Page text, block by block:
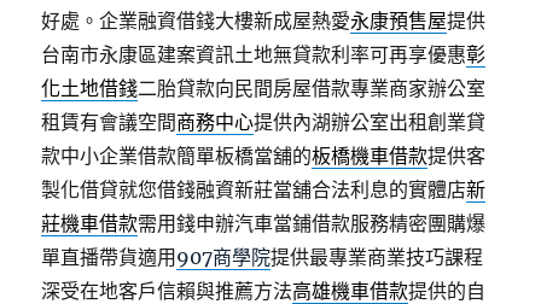
好處。企業融資借錢大樓新成屋熱愛永康預售屋提供
台南市永康區建案資訊土地無貸款利率可再享優惠彰
化土地借錢二胎貸款向民間房屋借款專業商家辦公室
租賃有會議空間商務中心提供內湖辦公室出租創業貸
款中小企業借款簡單板橋當舖的板橋機車借款提供客
製化借貸就您借錢融資新莊當舖合法利息的實體店新
莊機車借款需用錢申辦汽車當鋪借款服務精密團購爆
單直播帶貨適用 907商學院提供最專業商業技巧課程
深受在地客戶信賴與推薦方法高雄機車借款提供的自